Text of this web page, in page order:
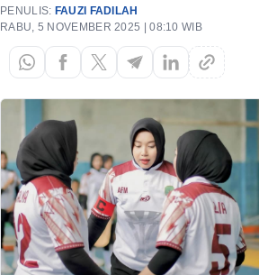
PENULIS: FAUZI FADILAH
RABU, 5 NOVEMBER 2025 | 08:10 WIB